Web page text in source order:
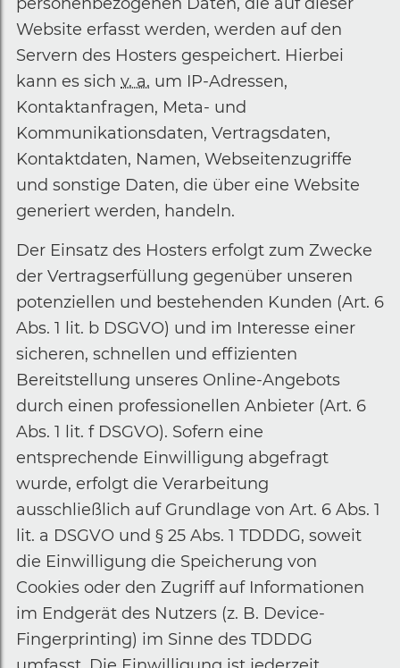
Website erfasst werden, werden auf den
Servern des Hosters gespeichert. Hierbei
kann es sich v. a. um IP-Adressen,
Kontaktanfragen, Meta- und
Kommunikationsdaten, Vertragsdaten,
Kontaktdaten, Namen, Webseitenzugriffe
und sonstige Daten, die über eine Website
generiert werden, handeln.
Der Einsatz des Hosters erfolgt zum Zwecke
der Vertragserfüllung gegenüber unseren
potenziellen und bestehenden Kunden (Art. 6
Abs. 1 lit. b DSGVO) und im Interesse einer
sicheren, schnellen und effizienten
Bereitstellung unseres Online-Angebots
durch einen professionellen Anbieter (Art. 6
Abs. 1 lit. f DSGVO). Sofern eine
entsprechende Einwilligung abgefragt
wurde, erfolgt die Verarbeitung
ausschließlich auf Grundlage von Art. 6 Abs. 1
lit. a DSGVO und § 25 Abs. 1 TDDDG, soweit
die Einwilligung die Speicherung von
Cookies oder den Zugriff auf Informationen
im Endgerät des Nutzers (z. B. Device-
Fingerprinting) im Sinne des TDDDG